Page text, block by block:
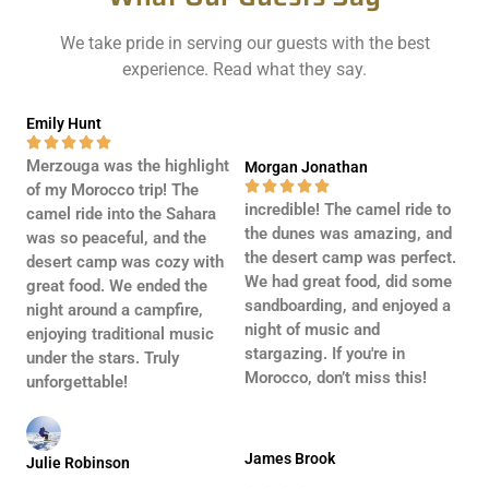
We take pride in serving our guests with the best
experience. Read what they say.
Emily Hunt

Merzouga was the highlight
of my Morocco trip! The
camel ride into the Sahara
was so peaceful, and the
desert camp was cozy with
great food. We ended the
night around a campfire,
enjoying traditional music
under the stars. Truly
unforgettable!
Julie Robinson
Morgan Jonathan

incredible! The camel ride to
the dunes was amazing, and
the desert camp was perfect.
We had great food, did some
sandboarding, and enjoyed a
night of music and
stargazing. If you're in
Morocco, don’t miss this!
James Brook